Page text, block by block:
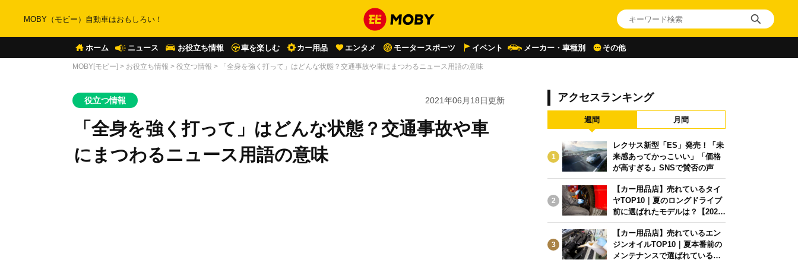
MOBY（モビー）自動車はおもしろい！
ホーム ニュース お役立ち情報 車を楽しむ カー用品 エンタメ モータースポーツ イベント メーカー・車種別 その他
MOBY[モビー] > お役立ち情報 > 役立つ情報 > 「全身を強く打って」はどんな状態？交通事故や車にまつわるニュース用語の意味
役立つ情報 2021年06月18日更新
「全身を強く打って」はどんな状態？交通事故や車
にまつわるニュース用語の意味
アクセスランキング
週間 月間
1
レクサス新型「ES」発売！「未
来感あってかっこいい」「価格
が高すぎる」SNSで賛否の声
2
【カー用品店】売れているタイ
ヤTOP10｜夏のロングドライブ
前に選ばれたモデルは？【2026
年6月版】
3
【カー用品店】売れているエン
ジンオイルTOP10｜夏本番前の
メンテナンスで選ばれている人